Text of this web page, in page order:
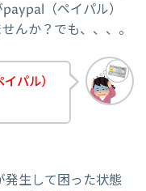
（ペイパル）
んか？でも、、、。
パル）
生して困った状態